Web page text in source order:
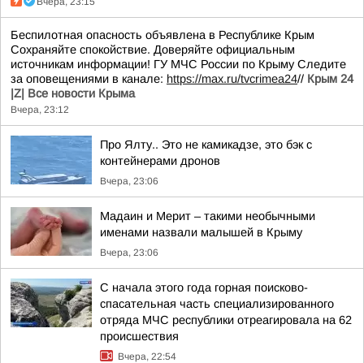
Беспилотная опасность объявлена в Республике Крым
Сохраняйте спокойствие. Доверяйте официальным
источникам информации! ГУ МЧС России по Крыму Следите
за оповещениями в канале: https://max.ru/tvcrimea24// Крым 24
|Z| Все новости Крыма
Вчера, 23:12
Про Ялту.. Это не камикадзе, это бэк с
контейнерами дронов
Вчера, 23:06
Мадаин и Мерит – такими необычными
именами назвали малышей в Крыму
Вчера, 23:06
С начала этого года горная поисково-
спасательная часть специализированного
отряда МЧС республики отреагировала на 62
происшествия
Вчера, 22:54